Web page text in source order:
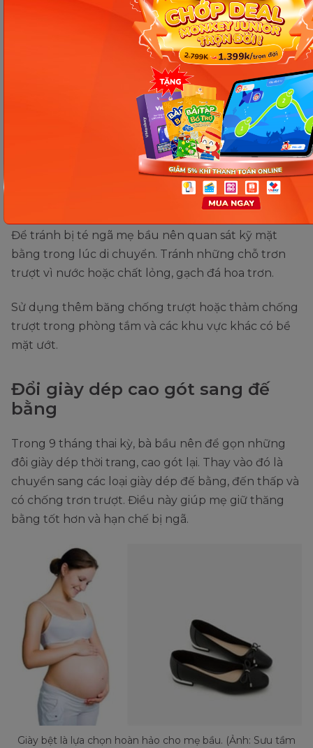
Tư thế nằm nghiêng bà bầu nên có. (Ảnh: Sưu tầm
Internet)
Theo khuyến cáo mẹ bầu nên nằm ngủ với tư thế
nghiêng sang một bên. Dùng gối kê cao bụng để
nằm thấy thoải mái hơn. Mẹ bầu cũng nên thường
xuyên dở mình, tránh nằm bất động một tư thế sẽ
Quan sát kỹ mặt bằng
Để tránh bị té ngã mẹ bầu nên quan sát kỹ mặt
bằng trong lúc di chuyển. Tránh những chỗ trơn
trượt vì nước hoặc chất lỏng, gạch đá hoa trơn.
Sử dụng thêm băng chống trượt hoặc thảm chống
trượt trong phòng tắm và các khu vực khác có bề
mặt ướt.
Đổi giày dép cao gót sang đế
bằng
Trong 9 tháng thai kỳ, bà bầu nên để gọn những
đôi giày dép thời trang, cao gót lại. Thay vào đó là
chuyển sang các loại giày dép đế bằng, đến thấp và
có chống trơn trượt. Điều này giúp mẹ giữ thăng
bằng tốt hơn và hạn chế bị ngã.
Giày bệt là lựa chọn hoàn hảo cho mẹ bầu. (Ảnh: Sưu tầm